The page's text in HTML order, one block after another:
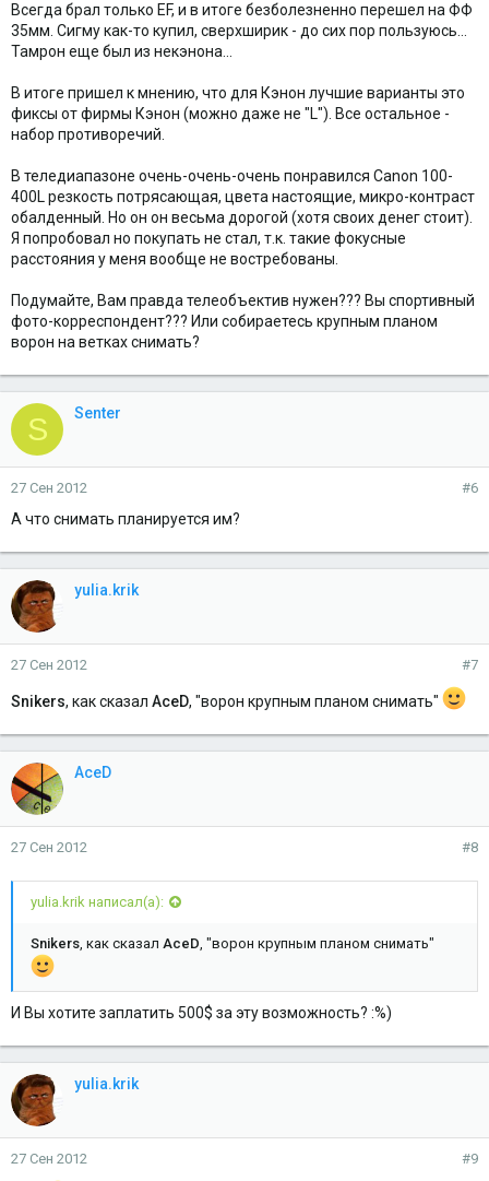
Всегда брал только EF, и в итоге безболезненно перешел на ФФ
35мм. Сигму как-то купил, сверхширик - до сих пор пользуюсь...
Тамрон еще был из некэнона...
В итоге пришел к мнению, что для Кэнон лучшие варианты это
фиксы от фирмы Кэнон (можно даже не "L"). Все остальное -
набор противоречий.
В теледиапазоне очень-очень-очень понравился Canon 100-
400L резкость потрясающая, цвета настоящие, микро-контраст
обалденный. Но он он весьма дорогой (хотя своих денег стоит).
Я попробовал но покупать не стал, т.к. такие фокусные
расстояния у меня вообще не востребованы.
Подумайте, Вам правда телеобъектив нужен??? Вы спортивный
фото-корреспондент??? Или собираетесь крупным планом
ворон на ветках снимать?
S Senter
27 Сен 2012 #6
А что снимать планируется им?
yulia.krik
27 Сен 2012 #7
Snikers, как сказал AceD, "ворон крупным планом снимать"
AceD
27 Сен 2012 #8
yulia.krik написал(а):
Snikers , как сказал AceD , "ворон крупным планом снимать"
И Вы хотите заплатить 500$ за эту возможность? :%)
yulia.krik
27 Сен 2012 #9